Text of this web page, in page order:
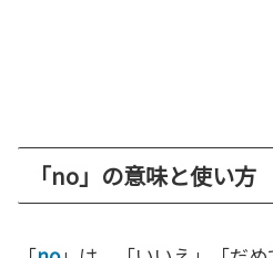
「no」の意味と使い方